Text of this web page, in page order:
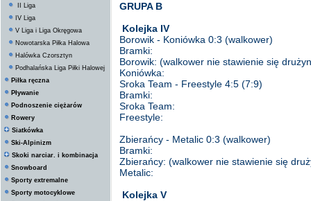
II Liga
IV Liga
V Liga i Liga Okręgowa
Nowotarska Piłka Halowa
Halówka Czorsztyn
Podhalańska Liga Piłki Halowej
Piłka ręczna
Pływanie
Podnoszenie ciężarów
Rowery
Siatkówka
Ski-Alpinizm
Skoki narciar. i kombinacja
Snowboard
Sporty extremalne
Sporty motocyklowe
GRUPA B
Kolejka IV
Borowik - Koniówka 0:3 (walkower)
Bramki:
Borowik: (walkower nie stawienie się
Koniówka:
Sroka Team - Freestyle 4:5 (7:9)
Bramki:
Sroka Team:
Freestyle:
Zbierańcy - Metalic 0:3 (walkower)
Bramki:
Zbierańcy: (walkower nie stawienie się
Metalic:
Kolejka V